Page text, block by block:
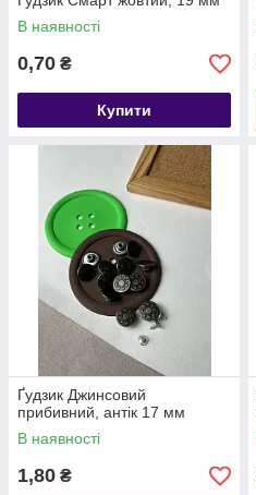
В наявності
0,70 ₴
Купити
Ґудзик Джинсовий
прибивний, антік 17 мм
В наявності
1,80 ₴